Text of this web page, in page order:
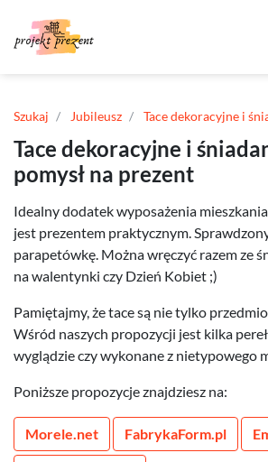
Szukaj Jubileusz Tace dekoracyjne i
Tace dekoracyjne i
pomysł na prezent
Idealny dodatek wyposażenia
jest prezentem praktycznym.
parapetówkę. Można wręczyć razem ze
na walentynki czy Dzień Kobiet ;)
Pamiętajmy, że tace są nie tylko
Wśród naszych propozycji jest kilka
wyglądzie czy wykonane z nietypowego
Poniższe propozycje znajdziesz na:
Morele.net FabrykaForm.pl